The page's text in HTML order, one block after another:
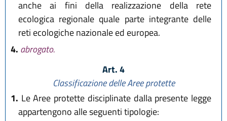
anche ai fini della realizzazione della rete
ecologica regionale quale parte integrante delle
reti ecologiche nazionale ed europea.
4. abrogato.
Art. 4
Classificazione delle Aree protette
1. Le Aree protette disciplinate dalla presente legge
appartengono alle seguenti tipologie: